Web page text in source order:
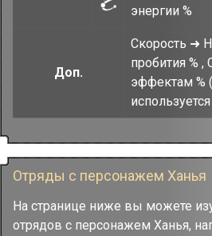
энергии %
Доп.
Скорость ➜
пробития % ,
эффектам %
Отряды с персонажем Ханья
На странице ниже вы можете
отрядов с персонажем Ханья,